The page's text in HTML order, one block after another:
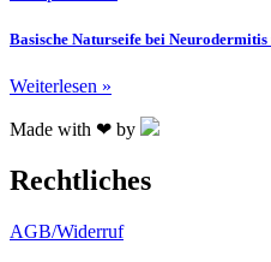
Basische Naturseife bei Neurodermitis
Weiterlesen »
Made with ❤ by
Rechtliches
AGB/Widerruf